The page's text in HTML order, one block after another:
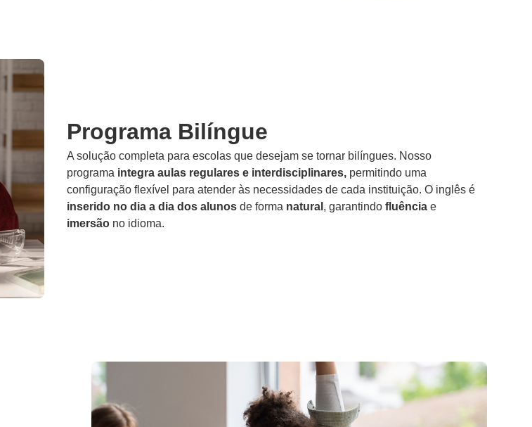
Programa Bilíngue
A solução completa para escolas que desejam se tornar bilíngues. Nosso
programa integra aulas regulares e interdisciplinares, permitindo uma
configuração flexível para atender às necessidades de cada instituição. O inglês é
inserido no dia a dia dos alunos de forma natural , garantindo fluência e
imersão no idioma.